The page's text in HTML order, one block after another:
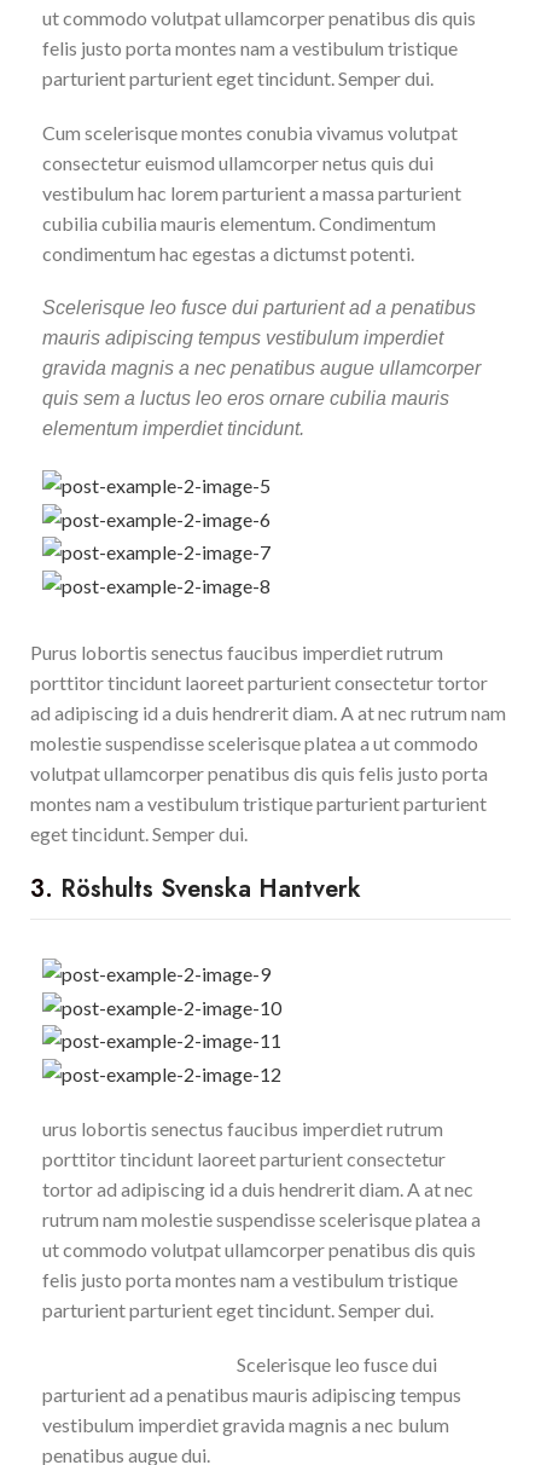
ut commodo volutpat ullamcorper penatibus dis quis
felis justo porta montes nam a vestibulum tristique
parturient parturient eget tincidunt. Semper dui.
Cum scelerisque montes conubia vivamus volutpat
consectetur euismod ullamcorper netus quis dui
vestibulum hac lorem parturient a massa parturient
cubilia cubilia mauris elementum. Condimentum
condimentum hac egestas a dictumst potenti.
Scelerisque leo fusce dui parturient ad a penatibus
mauris adipiscing tempus vestibulum imperdiet
gravida magnis a nec penatibus augue ullamcorper
quis sem a luctus leo eros ornare cubilia mauris
elementum imperdiet tincidunt.
Purus lobortis senectus faucibus imperdiet rutrum
porttitor tincidunt laoreet parturient consectetur tortor
ad adipiscing id a duis hendrerit diam. A at nec rutrum nam
molestie suspendisse scelerisque platea a ut commodo
volutpat ullamcorper penatibus dis quis felis justo porta
montes nam a vestibulum tristique parturient parturient
eget tincidunt. Semper dui.
3. Röshults Svenska Hantverk
urus lobortis senectus faucibus imperdiet rutrum
porttitor tincidunt laoreet parturient consectetur
tortor ad adipiscing id a duis hendrerit diam. A at nec
rutrum nam molestie suspendisse scelerisque platea a
ut commodo volutpat ullamcorper penatibus dis quis
felis justo porta montes nam a vestibulum tristique
parturient parturient eget tincidunt. Semper dui.
Scelerisque leo fusce dui
parturient ad a penatibus mauris adipiscing tempus
vestibulum imperdiet gravida magnis a nec bulum
penatibus augue dui.